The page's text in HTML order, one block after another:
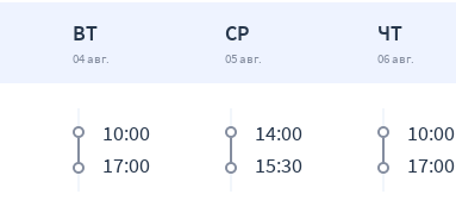
ВТ
04 авг.
СР
05 авг.
ЧТ
06 авг.
10:00
17:00
14:00
15:30
10:00
17:00